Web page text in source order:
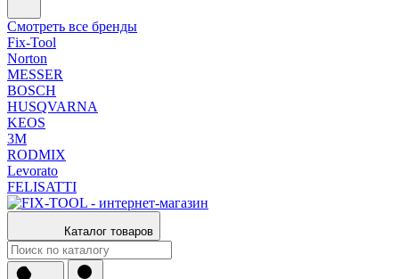
Смотреть все бренды
Fix-Tool
Norton
MESSER
BOSCH
HUSQVARNA
KEOS
3М
RODMIX
Levorato
FELISATTI
Каталог товаров